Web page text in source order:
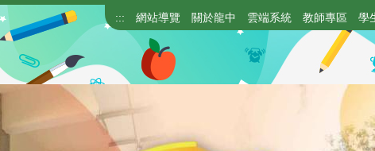
::: 網站導覽 關於龍中 雲端系統 教師專區 學